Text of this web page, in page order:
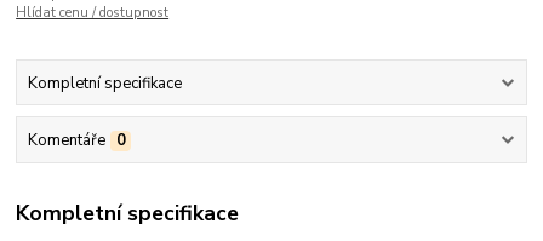
Hlídat cenu / dostupnost
Kompletní specifikace
Komentáře 0
Kompletní specifikace